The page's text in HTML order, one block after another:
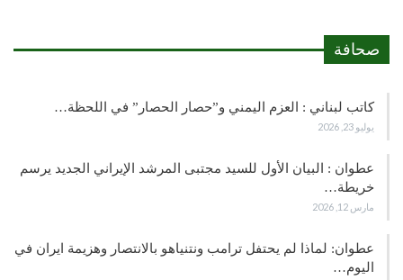
صحافة
كاتب لبناني : العزم اليمني و”حصار الحصار” في اللحظة…
يوليو 23, 2026
عطوان : البيان الأول للسيد مجتبى المرشد الإيراني الجديد يرسم
خريطة…
مارس 12, 2026
عطوان: لماذا لم يحتفل ترامب ونتنياهو بالانتصار وهزيمة ايران في
اليوم…